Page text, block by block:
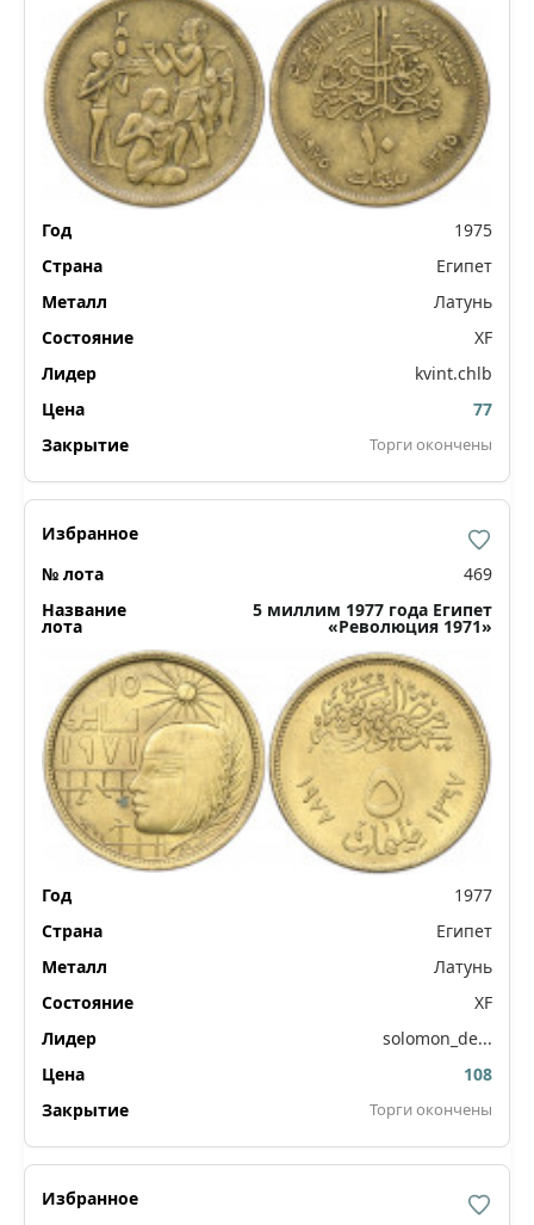
1975
Египет
Латунь
XF
kvint.chlb
77
Торги окончены
469
5 миллим 1977 года Египет
«Революция 1971»
1977
Египет
Латунь
XF
solomon_de...
108
Торги окончены